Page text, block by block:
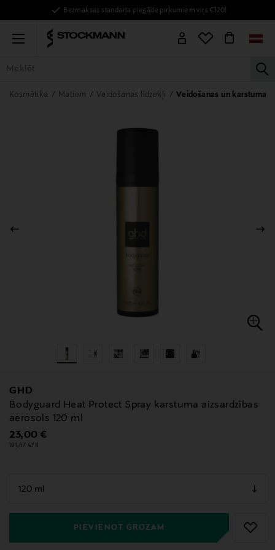
Bezmaksas standarta piegāde pirkumiem virs €120!
Menu
VISAS PRECES SIEVIETĒM VĪRIEŠIEM BĒRNIEM MĀJAI
Kosmētika Matiem Veidošanas līdzekļi Veidošanas un karstuma
GHD
Bodyguard Heat Protect Spray karstuma aizsardzības
aerosols 120 ml
Original Price
23,00 €
191,67 €/1l
PIEVIENOT GROZAM